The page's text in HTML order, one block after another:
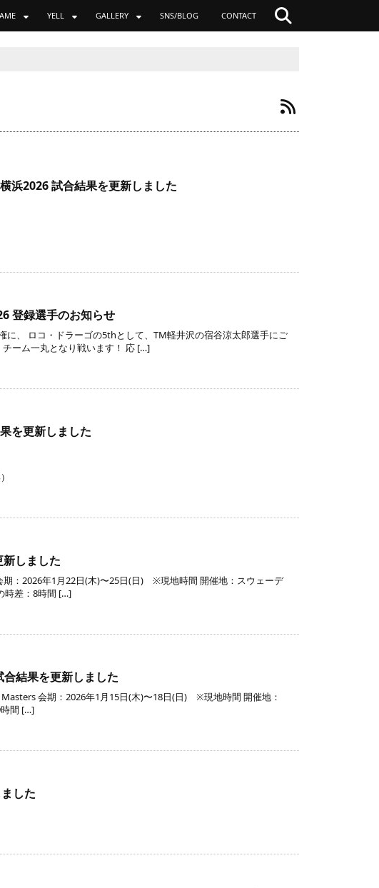
YELL GALLERY SNS/BLOG CONTACT
浜2026 試合結果を更新しました
登録選手のお知らせ
に、 ロコ・ドラーゴの5thとして、TM軽井沢の宿谷涼太郎選手にご
ーム一丸となり戦います！ 応 […]
を更新しました
しました
年1月22日(木)〜25日(日) ※現地時間 開催地：スウェーデ
時差：8時間 […]
結果を更新しました
会期：2026年1月15日(木)〜18日(日) ※現地時間 開催地：
時間 […]
した